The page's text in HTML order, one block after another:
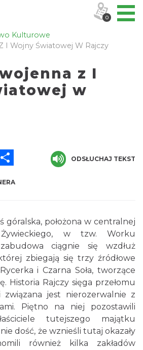
Kulturowe
I Wojny Światowej W Rajczy
z I
w
Messenger
ODSŁUCHAJ TEKST
góralska, położona w centralnej
w tzw. Worku
ciągnie się wzdłuż
zbiegają się trzy źródłowe
i Czarna Soła, tworzące
Historia Rajczy sięga przełomu
jest nierozerwalnie z
Piętno na niej pozostawili
tutejszego majątku
dość, że wznieśli tutaj okazały
również kilka zakładów
0